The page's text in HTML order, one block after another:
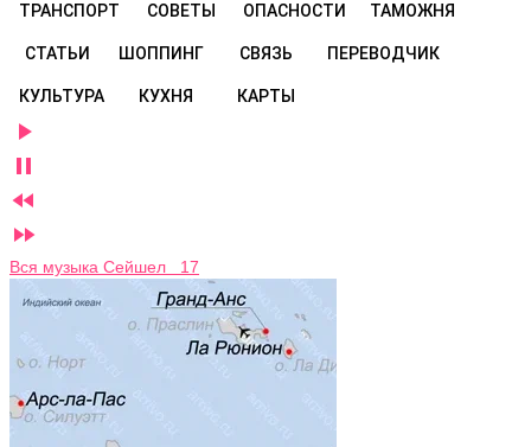
ТРАНСПОРТ СОВЕТЫ ОПАСНОСТИ ТАМОЖНЯ
СТАТЬИ ШОППИНГ СВЯЗЬ ПЕРЕВОДЧИК
КУЛЬТУРА КУХНЯ КАРТЫ




Вся музыка Сейшел 17